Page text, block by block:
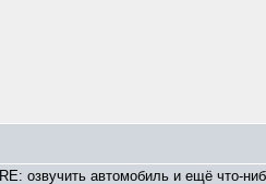
RE: озвучить автомобиль и ещё что-